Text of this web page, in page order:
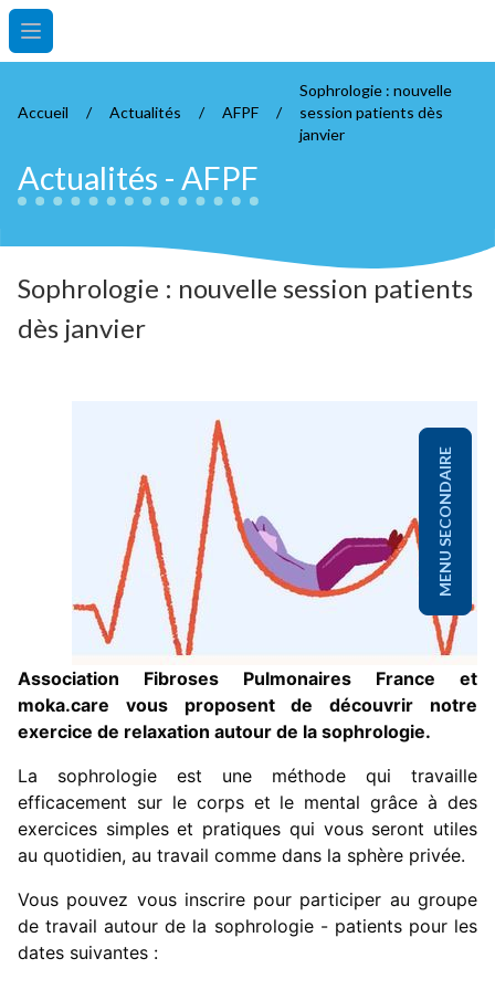
Open main menu
Accueil / Actualités / AFPF /
Sophrologie : nouvelle
session patients dès
janvier
Actualités - AFPF
Sophrologie : nouvelle session patients
dès janvier
Association Fibroses Pulmonaires France et
moka.care vous proposent de découvrir notre
exercice de relaxation autour de la sophrologie.
La sophrologie est une méthode qui travaille
efficacement sur le corps et le mental grâce à des
exercices simples et pratiques qui vous seront utiles
au quotidien, au travail comme dans la sphère privée.
Vous pouvez vous inscrire pour participer au groupe
de travail autour de la sophrologie - patients pour les
dates suivantes :
MENU SECONDAIRE